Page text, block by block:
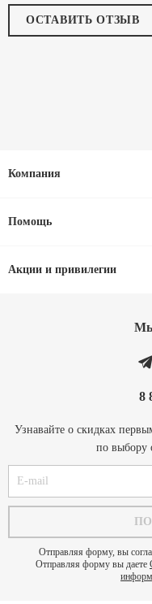
ОСТАВИТЬ ОТЗЫВ
Компания
Помощь
Акции и привилегии
Мы
8
Узнавайте о скидках
по выбору
Отправляя форму, вы
Отправляя форму вы даете